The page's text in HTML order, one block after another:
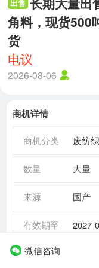
出售
角料，现货500
货
电议
2026-08-06
商机详情
商机分类 废纺
数量 大量
来源 国产
有效期至 2027-
需求情况
微信咨询